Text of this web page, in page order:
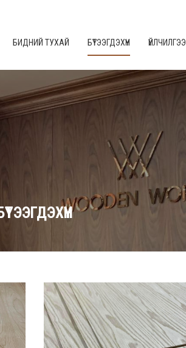
БИДНИЙ ТУХАЙ БҮТЭЭГДЭХҮҮН ҮЙЛЧИЛГЭЭ
БҮТЭЭГДЭХҮҮН